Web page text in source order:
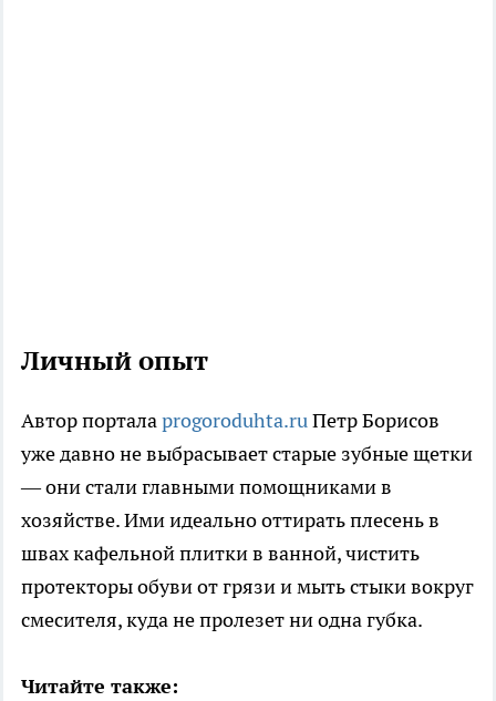
Личный опыт
Автор порталаprogoroduhta.ruПетр Борисов
уже давно не выбрасывает старые зубные щетки
— они стали главными помощниками в
хозяйстве. Ими идеально оттирать плесень в
швах кафельной плитки в ванной, чистить
протекторы обуви от грязи и мыть стыки вокруг
смесителя, куда не пролезет ни одна губка.
Читайте также: